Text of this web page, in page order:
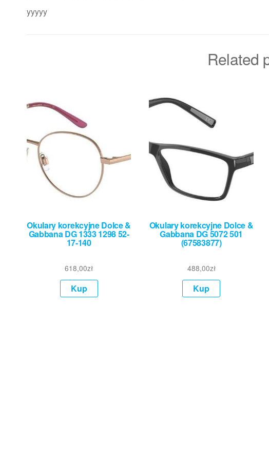
yyyyy
Related
Okulary korekcyjne Dolce &
Gabbana DG 1333 1298 52-
17-140
618,00zł
Kup
Okulary korekcyjne Dolce &
Gabbana DG 5072 501
(67583877)
488,00zł
Kup